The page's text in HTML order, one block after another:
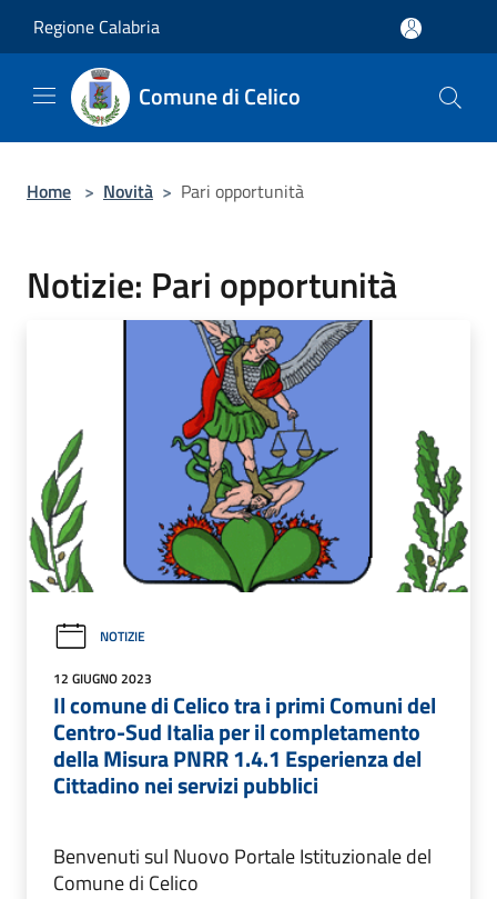
Regione Calabria
Comune di Celico
Home > Novità > Pari opportunità
Notizie: Pari opportunità
NOTIZIE
12 GIUGNO 2023
Il comune di Celico tra i primi Comuni del
Centro-Sud Italia per il completamento
della Misura PNRR 1.4.1 Esperienza del
Cittadino nei servizi pubblici
Benvenuti sul Nuovo Portale Istituzionale del
Comune di Celico